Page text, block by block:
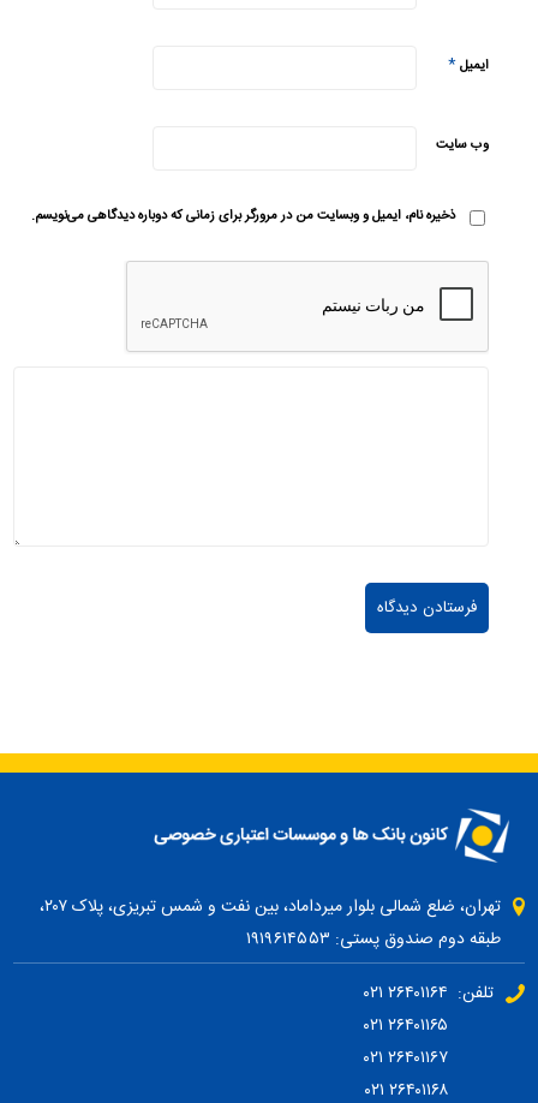
ایمیل*
وب‌ سایت
ذخیره نام، ایمیل و وبسایت من در مرورگر برای زمانی که دوباره دیدگاهی می‌نویسم.
تهران، ضلع شمالی بلوار میرداماد، بین نفت و شمس تبریزی، پلاک ۲۰۷،
طبقه دوم صندوق پستی: ۱۹۱۹۶۱۴۵۵۳
تلفن: ۲۶۴۰۱۱۶۴ ۰۲۱
۲۶۴۰۱۱۶۷ ۰۲۱
۲۶۴۰۱۱۶۸ ۰۲۱